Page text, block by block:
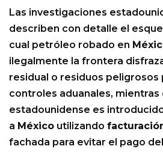
Las investigaciones
describen con detalle el
cual petróleo robado en
ilegalmente la frontera
residual o residuos peligrosos
controles aduanales,
estadounidense es
a México utilizando
fachada para evitar el pago del